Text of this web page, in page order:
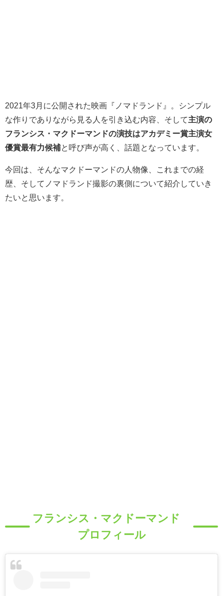
2021年3月に公開された映画『ノマドランド』。シンプル
な作りでありながら見る人を引き込む内容、そして主演の
フランシス・マクドーマンドの演技はアカデミー賞主演女
優賞最有力候補と呼び声が高く、話題となっています。
今回は、そんなマクドーマンドの人物像、これまでの経
歴、そしてノマドランド撮影の裏側について紹介していき
たいと思います。
フランシス・マクドーマンド
プロフィール